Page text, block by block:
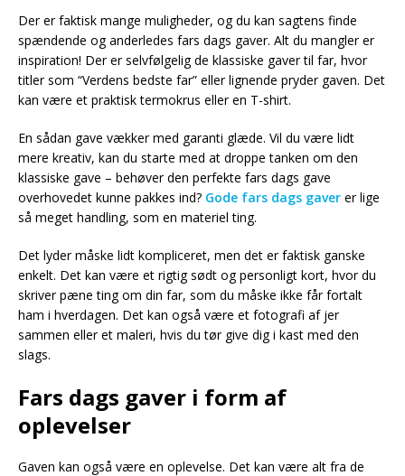
Der er faktisk mange muligheder, og du kan sagtens finde
spændende og anderledes fars dags gaver. Alt du mangler er
inspiration! Der er selvfølgelig de klassiske gaver til far, hvor
titler som “Verdens bedste far” eller lignende pryder gaven. Det
kan være et praktisk termokrus eller en T-shirt.
En sådan gave vækker med garanti glæde. Vil du være lidt
mere kreativ, kan du starte med at droppe tanken om den
klassiske gave – behøver den perfekte fars dags gave
overhovedet kunne pakkes ind? Gode fars dags gaver er lige
så meget handling, som en materiel ting.
Det lyder måske lidt kompliceret, men det er faktisk ganske
enkelt. Det kan være et rigtig sødt og personligt kort, hvor du
skriver pæne ting om din far, som du måske ikke får fortalt
ham i hverdagen. Det kan også være et fotografi af jer
sammen eller et maleri, hvis du tør give dig i kast med den
slags.
Fars dags gaver i form af
oplevelser
Gaven kan også være en oplevelse. Det kan være alt fra de